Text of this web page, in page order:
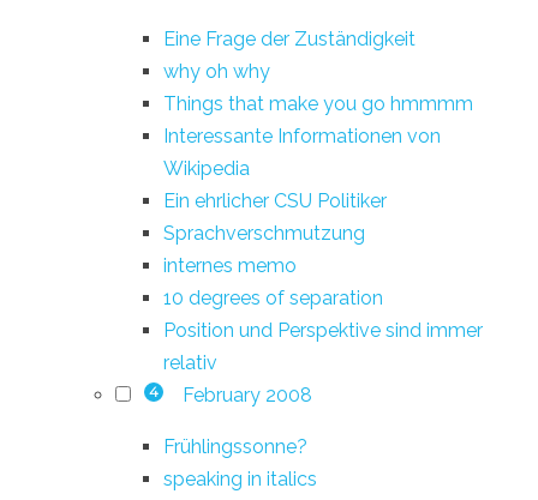
Eine Frage der Zuständigkeit
why oh why
Things that make you go hmmmm
Interessante Informationen von
Wikipedia
Ein ehrlicher CSU Politiker
Sprachverschmutzung
internes memo
10 degrees of separation
Position und Perspektive sind immer
relativ
4 February 2008
Frühlingssonne?
speaking in italics